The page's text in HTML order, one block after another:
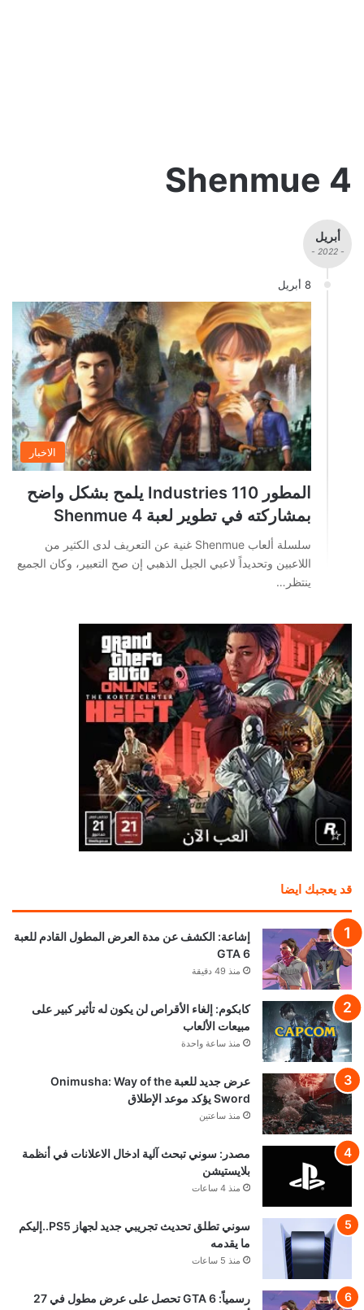
Shenmue 4
أبريل
- 2022 -
8 أبريل
الاخبار
المطور 110 Industries يلمح بشكل واضح
بمشاركته في تطوير لعبة Shenmue 4
سلسلة ألعاب Shenmue غنية عن التعريف لدى الكثير من
اللاعبين وتحديداً لاعبي الجيل الذهبي إن صح التعبير، وكان الجميع
ينتظر…
قد يعجبك ايضا
إشاعة: الكشف عن مدة العرض المطول القادم للعبة
GTA 6
منذ 49 دقيقة
كابكوم: إلغاء الأقراص لن يكون له تأثير كبير على
مبيعات الألعاب
منذ ساعة واحدة
عرض جديد للعبة Onimusha: Way of the
Sword يؤكد موعد الإطلاق
منذ ساعتين
مصدر: سوني تبحث آلية ادخال الاعلانات في أنظمة
بلايستيشن
منذ 4 ساعات
سوني تطلق تحديث تجريبي جديد لجهاز PS5..إليكم
ما يقدمه
منذ 5 ساعات
رسمياً: GTA 6 تحصل على عرض مطول في 27